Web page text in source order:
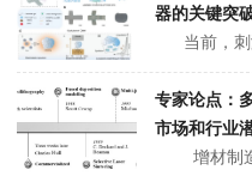
器的关键突
专家论点：
市场和行业